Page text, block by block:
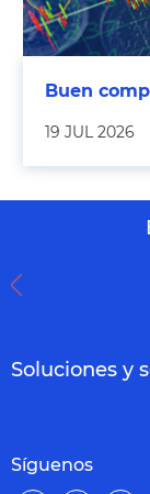
Buen
19 JUL 2026
Soluciones y
Síguenos